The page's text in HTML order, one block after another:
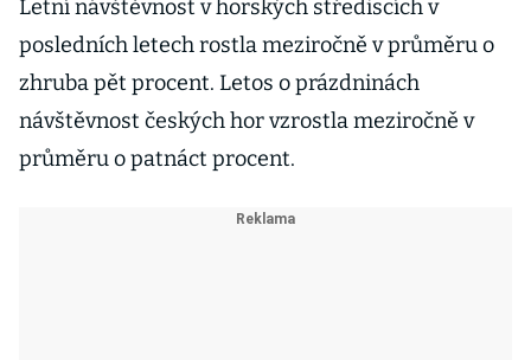
Letní návštěvnost v horských střediscích v
posledních letech rostla meziročně v průměru o
zhruba pět procent. Letos o prázdninách
návštěvnost českých hor vzrostla meziročně v
průměru o patnáct procent.